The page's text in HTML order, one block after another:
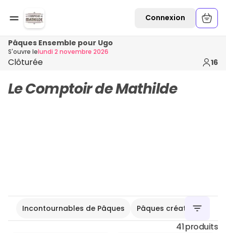
Connexion
Pâques Ensemble pour Ugo
S'ouvre lelundi 2 novembre 2026
Clôturée 16
Le Comptoir de Mathilde
Incontournables de Pâques Pâques créatifs
41 produits